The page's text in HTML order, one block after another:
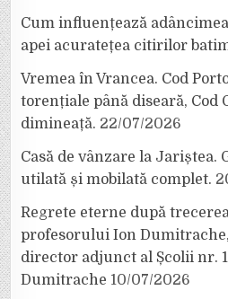
Cum influențează
apei acuratețea citirilor
Vremea în Vrancea. Cod
torențiale până diseară, Cod
dimineață. 22/07/2026
Casă de vânzare la Jariștea.
utilată și mobilată complet.
Regrete eterne după
profesorului Ion
director adjunct al Școlii nr.
Dumitrache 10/07/2026